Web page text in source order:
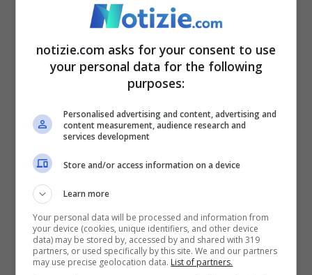
errore di Garcia. Parlo dei cambi e della
hanno convinto troppo”.
notizie.com asks for your consent to use
your personal data for the following
purposes:
Personalised advertising and content, advertising and
content measurement, audience research and
services development
Store and/or access information on a device
Learn more
Your personal data will be processed and information from
your device (cookies, unique identifiers, and other device
data) may be stored by, accessed by and shared with 319
partners, or used specifically by this site. We and our partners
may use precise geolocation data. List of partners.